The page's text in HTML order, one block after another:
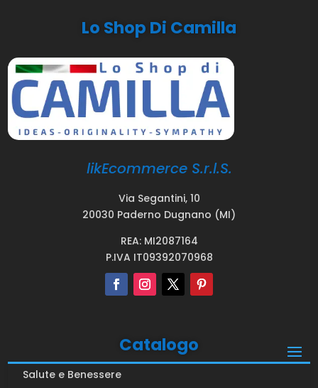
Lo Shop Di Camilla
likEcommerce S.r.l.S.
Via Segantini, 10
20030 Paderno Dugnano (MI)
REA: MI2087164
P.IVA IT09392070968
Catalogo
Salute e Benessere